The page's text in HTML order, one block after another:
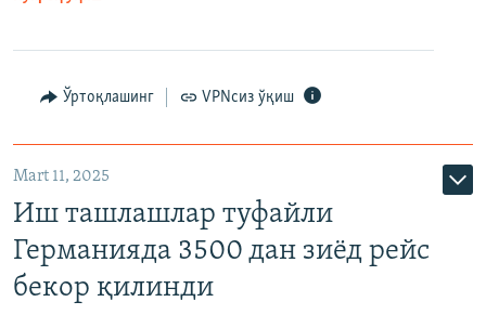
Ўртоқлашинг VPNсиз ўқиш
Mart 11, 2025
Иш ташлашлар туфайли
Германияда 3500 дан зиёд рейс
бекор қилинди